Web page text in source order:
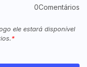
0Comentários
ele estará disponível